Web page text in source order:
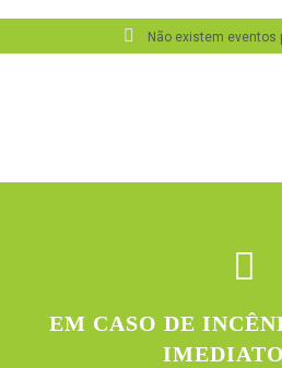
Não existem eventos
EM CASO DE